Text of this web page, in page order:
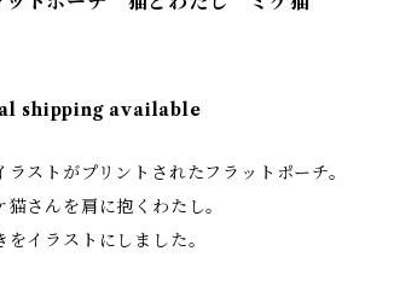
shipping available
ラストがプリントされたフラットポーチ。
さんを肩に抱くわたし。
イラストにしました。